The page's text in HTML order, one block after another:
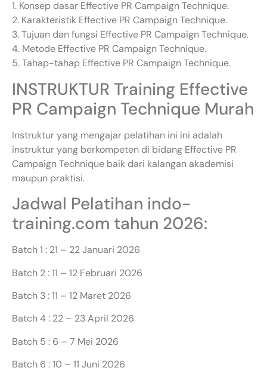
1. Konsep dasar Effective PR Campaign Technique.
2. Karakteristik Effective PR Campaign Technique.
3. Tujuan dan fungsi Effective PR Campaign Technique.
4. Metode Effective PR Campaign Technique.
5. Tahap-tahap Effective PR Campaign Technique.
INSTRUKTUR Training Effective
PR Campaign Technique Murah
Instruktur yang mengajar pelatihan ini ini adalah
instruktur yang berkompeten di bidang Effective PR
Campaign Technique baik dari kalangan akademisi
maupun praktisi.
Jadwal Pelatihan indo-
training.com tahun 2026:
Batch 1 : 21 – 22 Januari 2026
Batch 2 : 11 – 12 Februari 2026
Batch 3 : 11 – 12 Maret 2026
Batch 4 : 22 – 23 April 2026
Batch 5 : 6 – 7 Mei 2026
Batch 6 : 10 – 11 Juni 2026